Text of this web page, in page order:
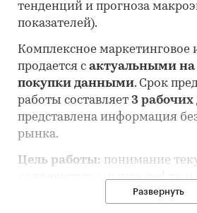
тенденций и прогноза
показателей).
Комплексное маркетинговое
продается с актуальными
покупки данными. Срок
работы составляет 3 рабочих
представлена информация
рынка.
Цель работы: понимание
конъюнктуры рынка
перспектив его развития.
Развернуть